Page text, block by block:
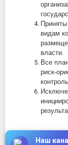
видам
власти.
Все
риск-
14 ноября
Наш